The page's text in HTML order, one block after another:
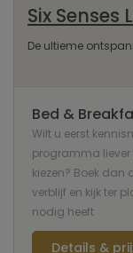
Six
De ultieme
Bed &
Wilt u eerst
programma liever
kiezen? Boek dan
verblijf en kijk ter
nodig heeft
Details &